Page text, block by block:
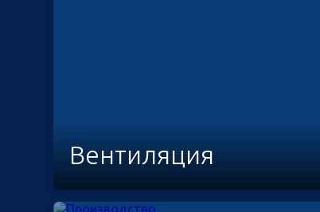
Вентиляция